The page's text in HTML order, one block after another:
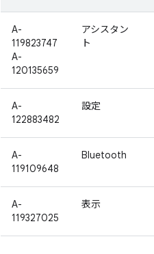
A-
119823747
A-
120135659
アシスタン
ト
A-
122883482
設定
A-
119109648
Bluetooth
A-
119327025
表示